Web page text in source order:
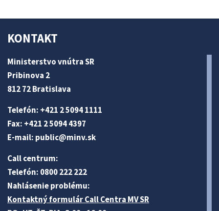
KONTAKT
Ministerstvo vnútra SR
Pribinova 2
812 72 Bratislava
Telefón: +421 2 5094 1111
Fax: +421 2 5094 4397
E-mail: public@minv.sk
Call centrum:
Telefón: 0800 222 222
Nahlásenie problému:
Kontaktný formulár Call Centra MV SR